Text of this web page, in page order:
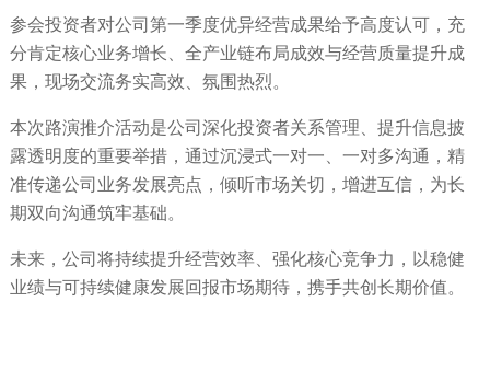
参会投资者对公司第一季度优异经营成果给予高度认可，充
分肯定核心业务增长、全产业链布局成效与经营质量提升成
果，现场交流务实高效、氛围热烈。
本次路演推介活动是公司深化投资者关系管理、提升信息披
露透明度的重要举措，通过沉浸式一对一、一对多沟通，精
准传递公司业务发展亮点，倾听市场关切，增进互信，为长
期双向沟通筑牢基础。
未来，公司将持续提升经营效率、强化核心竞争力，以稳健
业绩与可持续健康发展回报市场期待，携手共创长期价值。